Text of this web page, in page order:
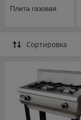
Плита газовая
Сортировка